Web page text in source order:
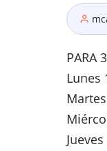
PARA
Lunes